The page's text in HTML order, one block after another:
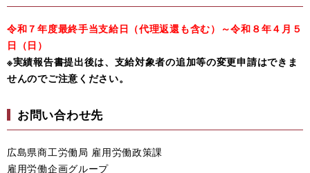
令和７年度最終手当支給日（代理返還も含む）～令和８年４月５
日（日）
※実績報告書提出後は、支給対象者の追加等の変更申請はできま
せんのでご注意ください。​
お問い合わせ先
広島県商工労働局 雇用労働政策課
雇用労働企画グループ